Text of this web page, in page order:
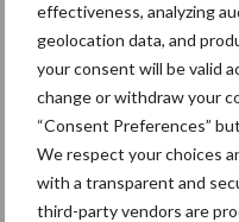
effectiveness, analyzing
geolocation data, and
your consent will be valid
change or withdraw your
“Consent Preferences”
We respect your choices
with a transparent and
third-party vendors are
Maak hier uw keuze:
bemesting